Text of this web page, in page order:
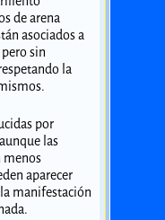
de arena
asociados a
sin
la
por
las
menos
aparecer
manifestación